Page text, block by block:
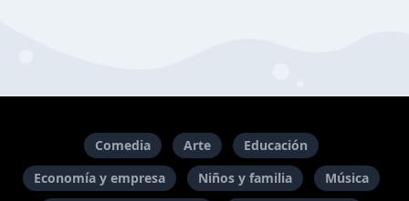
Comedia Arte
Educación
Economía y empresa
Niños y familia
Música